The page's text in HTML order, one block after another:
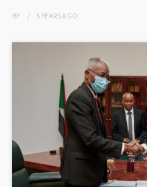
BY 5 YEARSAGO